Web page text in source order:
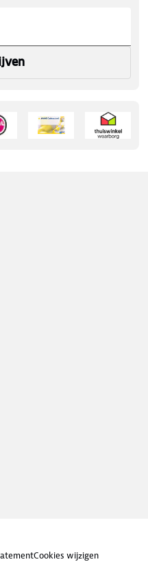
Cookies wijzigen